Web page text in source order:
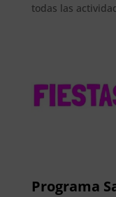
todas las
Programa